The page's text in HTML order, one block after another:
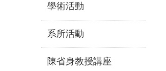
學術活動
系所活動
陳省身教授講座